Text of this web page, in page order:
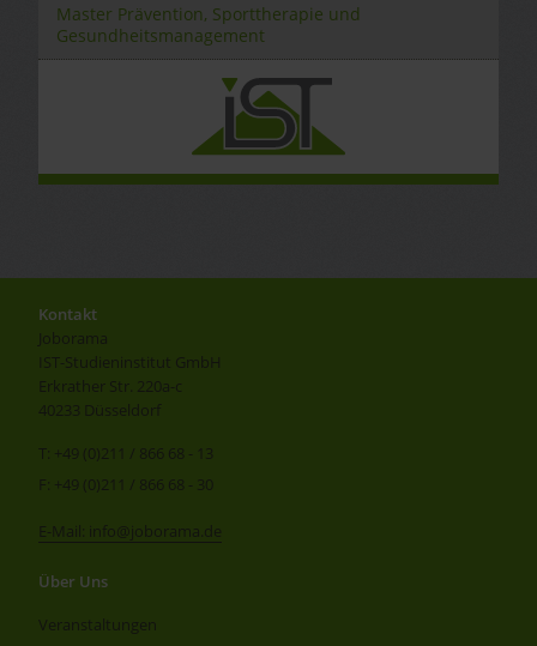
Master Prävention, Sporttherapie und
Gesundheitsmanagement
Kontakt
Joborama
IST-Studieninstitut GmbH
Erkrather Str. 220a-c
40233 Düsseldorf
T: +49 (0)211 / 866 68 - 13
F: +49 (0)211 / 866 68 - 30
E-Mail: info@joborama.de
Über Uns
Veranstaltungen